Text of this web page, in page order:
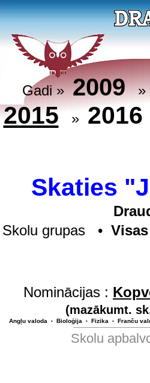
Gadi »2009
2015 » 2016
Skaties
Skolu grupas • Visas
Nominācijas :
(mazākumt.
Angļu valoda • Bioloģija • Fizika • Franču
Skolu